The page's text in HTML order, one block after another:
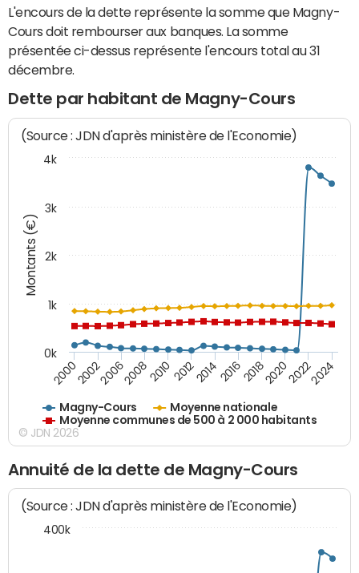
L'encours de la dette représente la somme que Magny-
Cours doit rembourser aux banques. La somme
présentée ci-dessus représente l'encours total au 31
décembre.
Dette par habitant de Magny-Cours
Montants (€)
(Source : JDN d'après ministère de l'Economie)
Magny-Cours
Moyenne nationale
Moyenne communes de 500 à 2 000 habitants
20002002200620082010 2012201420162018202020222024
0k
1k
2k
3k
4k
© JDN 2026
Annuité de la dette de Magny-Cours
(Source : JDN d'après ministère de l'Economie)
400k